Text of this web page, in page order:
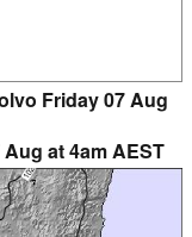
Friday 07 Aug
at 4am AEST